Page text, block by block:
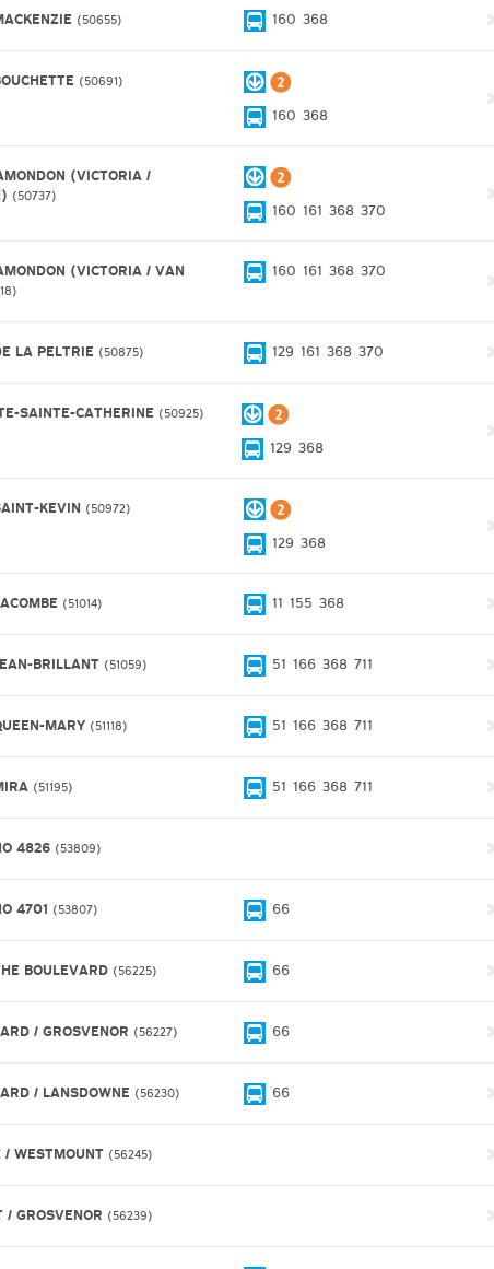
50655 160 368
50691
160 368
(VICTORIA /
50737
160 161 368 370
(VICTORIA / VAN
160 161 368 370
LA PELTRIE 50875 129 161 368 370
SAINTE-CATHERINE 50925
129 368
KEVIN 50972
129 368
51014 11 155 368
BRILLANT 51059 51 166 368 711
MARY 51118 51 166 368 711
51195 51 166 368 711
4826 53809
4701 53807 66
BOULEVARD 56225 66
/ GROSVENOR 56227 66
/ LANSDOWNE 56230 66
/ WESTMOUNT 56245
/ GROSVENOR 56239